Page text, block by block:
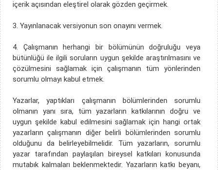
içerik açısından eleştirel olarak gözden geçirmek.
3. Yayınlanacak versiyonun son onayını vermek.
4. Çalışmanın herhangi bir bölümünün doğruluğu veya
bütünlüğü ile ilgili soruların uygun şekilde araştırılmasını ve
çözülmesini sağlamak için çalışmanın tüm yönlerinden
sorumlu olmayı kabul etmek.
Yazarlar, yaptıkları çalışmanın bölümlerinden sorumlu
olmanın yanı sıra, tüm yazarların katkılarının doğru ve
uygun şekilde kabul edilmesini sağlamak için hangi ortak
yazarların çalışmanın diğer belirli bölümlerinden sorumlu
olduğunu da belirleyebilmelidir. Tüm yazarların, sorumlu
yazar tarafından paylaşılan bireysel katkıları konusunda
mutabık kalmaları beklenmektedir. Yazarların katkı beyanı,